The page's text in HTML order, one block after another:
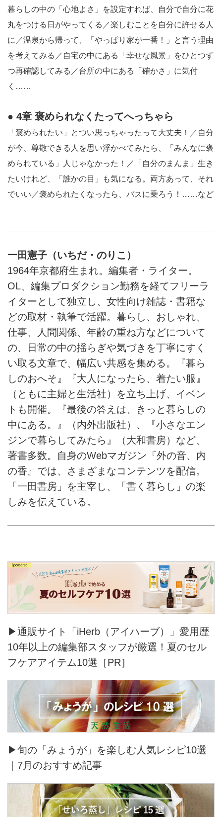
暮らしの中の「心地よさ」を設定すれば、自分で自分に花
丸をつける日がやってくる／楽しむことを自分に許せる人
に／温泉から帰って、「やっぱり家が一番！」と言う理由
を考えてみる／自宅の中にある「幸せな風景」をひとつず
つ再確認してみる／台所の中にある「確かさ」に気付
く……
● 4章 褒められなくたってへっちゃら
「褒められたい」とつい思っちゃったって大丈夫！／自分
が今、尊敬できる人を思い浮かべてみたら、「みんなに褒
められている」人じゃなかった！／「自分のまんま」生き
たいけれど、「誰かの目」も気になる。両方あって、それ
でいい／褒められたくなったら、バスに乗ろう！……など
一田憲子（いちだ・のりこ）
1964年京都府生まれ。編集者・ライター。
OL、編集プロダクション勤務を経てフリーラ
イターとして独立し、女性向け雑誌・書籍な
どの取材・執筆で活躍。暮らし、おしゃれ、
仕事、人間関係、年齢の重ね方などについて
の、日常の中の揺らぎや気づきを丁寧にすく
い取る文章で、幅広い共感を集める。『暮ら
しのおへそ』『大人になったら、着たい服』
（ともに主婦と生活社）を立ち上げ、イベン
トも開催。『最後の答えは、きっと暮らしの
中にある。』（内外出版社）、『小さなエン
ジンで暮らしてみたら』（大和書房）など、
著書多数。自身のWebマガジン『外の音、内
の香』では、さまざまなコンテンツを配信。
「一田書房」を主宰し、「書く暮らし」の楽
しみを伝えている。
▶通販サイト「iHerb（アイハーブ）」愛用歴
10年以上の編集部スタッフが厳選！夏のセル
フケアアイテム10選［PR］
▶旬の「みょうが」を楽しむ人気レシピ10選
｜7月のおすすめ記事